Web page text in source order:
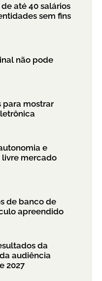
até 40 salários
sem fins
não pode
para mostrar
e
livre mercado
de banco de
apreendido
da
audiência
2027